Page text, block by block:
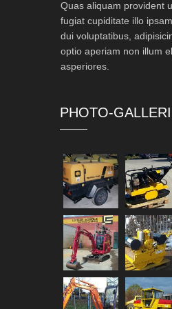
Quas aliquam provident
fugiat cupiditate illo
dui voluptatibus,
optio aperiam non illum
asperiores.
PHOTO-